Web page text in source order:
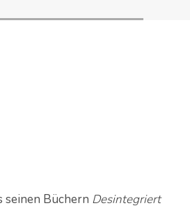
seinen Büchern Desintegriert